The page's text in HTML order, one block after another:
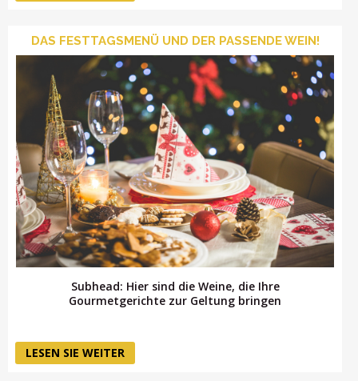
DAS FESTTAGSMENÜ UND DER PASSENDE WEIN!
Subhead: Hier sind die Weine, die Ihre
Gourmetgerichte zur Geltung bringen
LESEN SIE WEITER